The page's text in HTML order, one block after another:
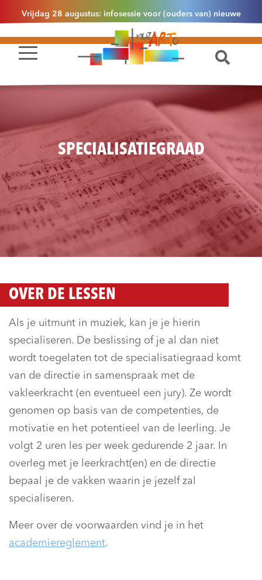
Vrijdag 28 augustus: infosessie voor (ouders van) nieuwe
leerlingen 2.1 om 13u30 in Essen
SPECIALISATIEGRAAD
OVER DE LESSEN
Als je uitmunt in muziek, kan je je hierin
specialiseren. De beslissing of je al dan niet
wordt toegelaten tot de specialisatiegraad komt
van de directie in samenspraak met de
vakleerkracht (en eventueel een jury). Ze wordt
genomen op basis van de competenties, de
motivatie en het potentieel van de leerling. Je
volgt 2 uren les per week gedurende 2 jaar. In
overleg met je leerkracht(en) en de directie
bepaal je de vakken waarin je jezelf zal
specialiseren.
Meer over de voorwaarden vind je in het
academiereglement.